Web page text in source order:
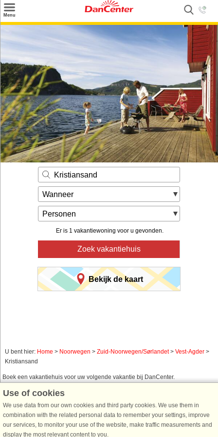
Menu
Informatie over
Service
Kontakt
Kristiansand
Wanneer
Personen
Er is 1 vakantiewoning voor u gevonden.
Zoek vakantiehuis
Bekijk de kaart
U bent hier: Home > Noorwegen > Zuid-Noorwegen/Sørlandet> Vest-Agder >
Kristiansand
Boek een vakantiehuis voor uw volgende vakantie bij DanCenter.
Gebruik ons eenvoudig zoeksysteem hieronder om een vakantiehuis te vinden
in de omgeving waar u naar op zoek bent. U kunt uw zoekopdracht filteren en
kiezen voor bijvoorbeeld zeezicht, zwembad, vaatwasser en internet.
Use of cookies
We use data from our own cookies and third party cookies. We use them in
combination with the related personal data to remember your settings, improve
our services, to monitor your use of the website, make traffic measurements and
display the most relevant content to you.